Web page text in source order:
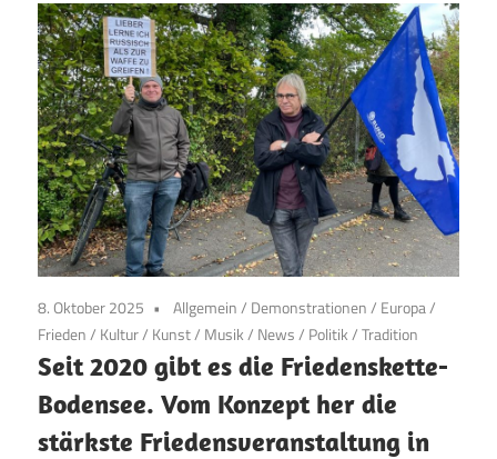
8. Oktober 2025 Allgemein/ Demonstrationen/ Europa/
Frieden/ Kultur/ Kunst/ Musik/ News/ Politik/Tradition
Seit 2020 gibt es die Friedenskette-
Bodensee. Vom Konzept her die
stärkste Friedensveranstaltung in